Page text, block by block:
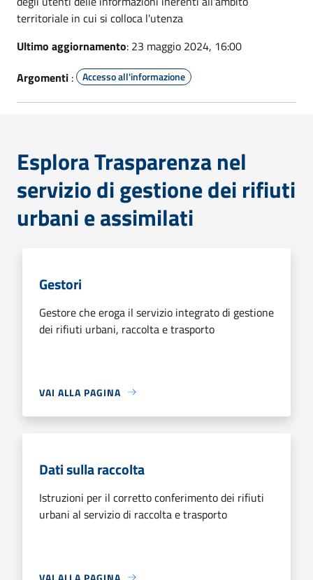
territoriale in cui si colloca l'utenza
Ultimo aggiornamento: 23 maggio 2024, 16:00
Argomenti : Accesso all'informazione
Esplora Trasparenza nel
servizio di gestione dei rifiuti
urbani e assimilati
Gestori
Gestore che eroga il servizio integrato di gestione
dei rifiuti urbani, raccolta e trasporto
VAI ALLA PAGINA
Dati sulla raccolta
Istruzioni per il corretto conferimento dei rifiuti
urbani al servizio di raccolta e trasporto